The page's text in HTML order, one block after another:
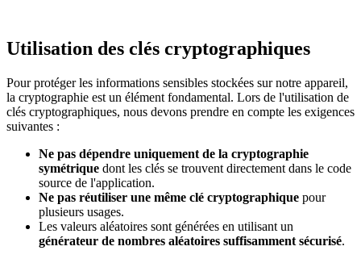
Utilisation des clés cryptographiques
Pour protéger les informations sensibles stockées sur notre appareil,
la cryptographie est un élément fondamental. Lors de l'utilisation de
clés cryptographiques, nous devons prendre en compte les exigences
suivantes :
Ne pas dépendre uniquement de la cryptographie
symétrique dont les clés se trouvent directement dans le code
source de l'application.
Ne pas réutiliser une même clé cryptographique pour
plusieurs usages.
Les valeurs aléatoires sont générées en utilisant un
générateur de nombres aléatoires suffisamment sécurisé.